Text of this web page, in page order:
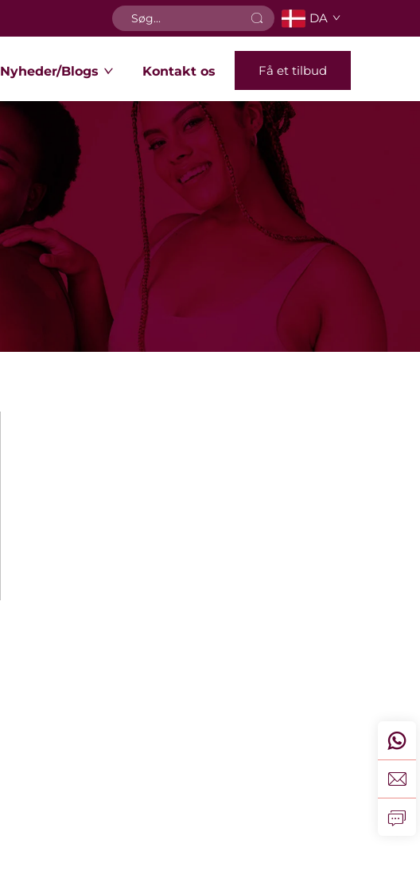
DA
Nyheder/Blogs Kontakt os Få et tilbud